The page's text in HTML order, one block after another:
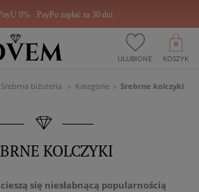
0% PayPo zapłać za 30 dni
ULUBIONE KOSZYK
0
Srebrna biżuteria Kategorie Srebrne kolczyki
KOLCZYKI
się niesłabnącą popularnością